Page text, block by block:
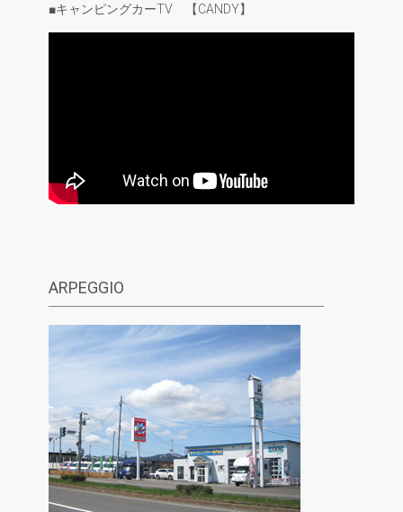
■キャンピングカーTV 【CANDY】
ARPEGGIO